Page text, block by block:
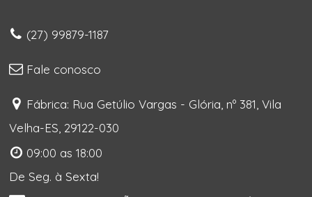
(27) 99879-1187
Fale conosco
Fábrica: Rua Getúlio Vargas - Glória, nº 381, Vila
Velha-ES, 29122-030
09:00 as 18:00
De Seg. à Sexta!